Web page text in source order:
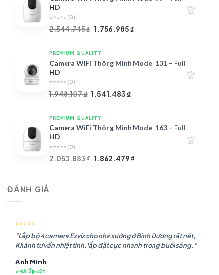
HD
⭐⭐⭐⭐⭐ (0)
2.544.745₫ Giá
là:
2.544.745 ₫.
1.756.985₫
là:
🏆
PREMIUM QUALITY
Camera WiFi Thông Minh Model 131 – Full
HD
⭐⭐⭐⭐⭐ (0)
1.948.107₫ Giá
là:
1.948.107 ₫.
1.541.483₫
là:
🏆
PREMIUM QUALITY
Camera WiFi Thông Minh Model 163 – Full
HD
⭐⭐⭐⭐⭐ (0)
2.050.883₫ Giá
1.862.479₫
🏆
ĐÁNH GIÁ
⭐⭐⭐⭐⭐
"Lắp bộ 4 camera Ezviz cho nhà xưởng ở Bình Dương rất nét,
Khánh tư vấn nhiệt tình, lắp đặt cực nhanh trong buổi sáng."
Anh Minh
✓ Đã lắp đặt